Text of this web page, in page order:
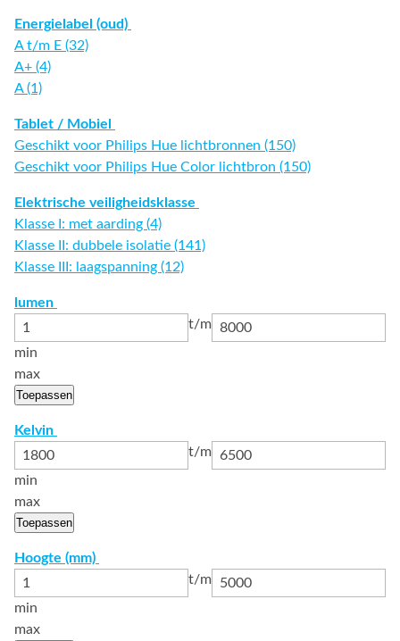
Energielabel (oud)
A t/m E (32)
A+ (4)
A (1)
Tablet / Mobiel
Geschikt voor Philips Hue lichtbronnen (150)
Geschikt voor Philips Hue Color lichtbron (150)
Elektrische veiligheidsklasse
Klasse I: met aarding (4)
Klasse II: dubbele isolatie (141)
Klasse III: laagspanning (12)
lumen
t/m
min
max
Toepassen
Kelvin
t/m
min
max
Toepassen
Hoogte (mm)
t/m
min
max